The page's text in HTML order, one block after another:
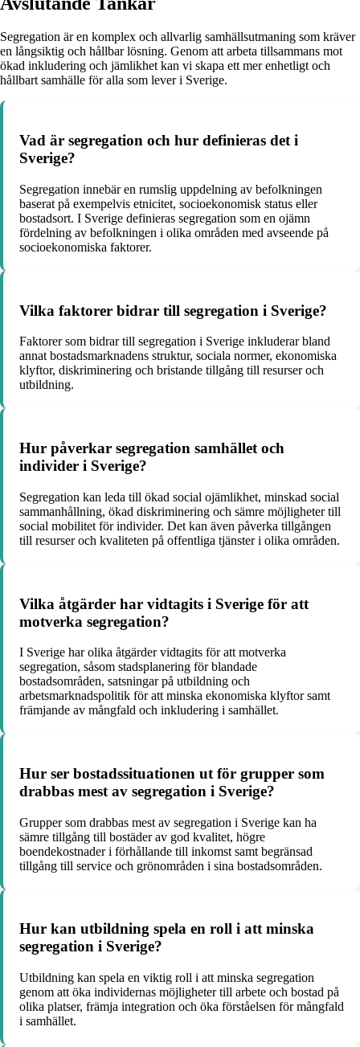
Segregation är en komplex och allvarlig samhällsutmaning som kräver
en långsiktig och hållbar lösning. Genom att arbeta tillsammans mot
ökad inkludering och jämlikhet kan vi skapa ett mer enhetligt och
hållbart samhälle för alla som lever i Sverige.
Vad är segregation och hur definieras det i
Sverige?
Segregation innebär en rumslig uppdelning av befolkningen
baserat på exempelvis etnicitet, socioekonomisk status eller
bostadsort. I Sverige definieras segregation som en ojämn
fördelning av befolkningen i olika områden med avseende på
socioekonomiska faktorer.
Vilka faktorer bidrar till segregation i Sverige?
Faktorer som bidrar till segregation i Sverige inkluderar bland
annat bostadsmarknadens struktur, sociala normer, ekonomiska
klyftor, diskriminering och bristande tillgång till resurser och
utbildning.
Hur påverkar segregation samhället och
individer i Sverige?
Segregation kan leda till ökad social ojämlikhet, minskad social
sammanhållning, ökad diskriminering och sämre möjligheter till
social mobilitet för individer. Det kan även påverka tillgången
till resurser och kvaliteten på offentliga tjänster i olika områden.
Vilka åtgärder har vidtagits i Sverige för att
motverka segregation?
I Sverige har olika åtgärder vidtagits för att motverka
segregation, såsom stadsplanering för blandade
bostadsområden, satsningar på utbildning och
arbetsmarknadspolitik för att minska ekonomiska klyftor samt
främjande av mångfald och inkludering i samhället.
Hur ser bostadssituationen ut för grupper som
drabbas mest av segregation i Sverige?
Grupper som drabbas mest av segregation i Sverige kan ha
sämre tillgång till bostäder av god kvalitet, högre
boendekostnader i förhållande till inkomst samt begränsad
tillgång till service och grönområden i sina bostadsområden.
Hur kan utbildning spela en roll i att minska
segregation i Sverige?
Utbildning kan spela en viktig roll i att minska segregation
genom att öka individernas möjligheter till arbete och bostad på
olika platser, främja integration och öka förståelsen för mångfald
i samhället.